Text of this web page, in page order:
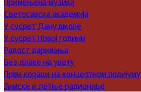
Светосавска академија
У сусрет Дану школе
У сусрет Новој години
Радост даривања
Без длаке на увету
Први кораци на концертном подијуму
Зимске и летње радионице